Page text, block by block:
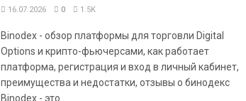
16.07.2026 0 1.5K
Binodex - обзор платформы для торговли Digital
Options и крипто-фьючерсами, как работает
платформа, регистрация и вход в личный кабинет,
преимущества и недостатки, отзывы о бинодекс
Binodex - это...